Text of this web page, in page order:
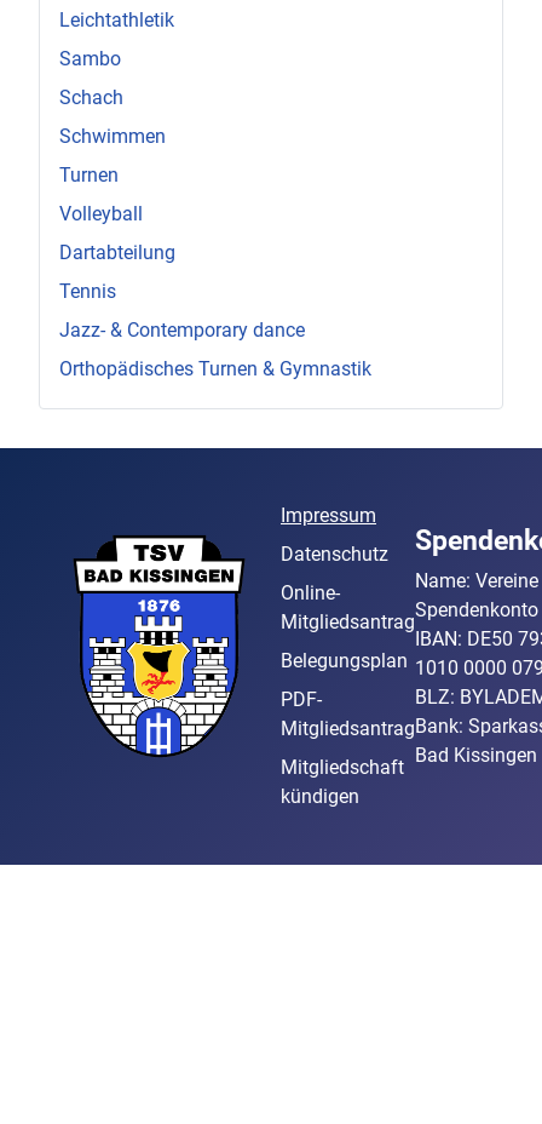
Leichtathletik
Sambo
Schach
Schwimmen
Turnen
Volleyball
Dartabteilung
Tennis
Jazz- & Contemporary dance
Orthopädisches Turnen & Gymnastik
Impressum
Datenschutz
Online-
Mitgliedsantrag
Belegungsplan
PDF-
Mitgliedsantrag
Mitgliedschaft
kündigen
Name: Vereine
Spendenkonto
IBAN: DE50
1010 0000
BLZ:
Bank:
Bad Kissingen